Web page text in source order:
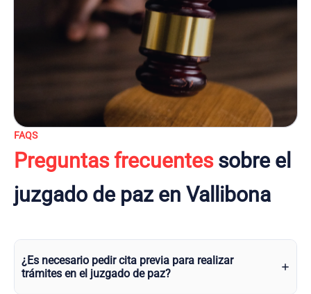
FAQS
Preguntas frecuentessobre el
juzgado de paz en Vallibona
¿Es necesario pedir cita previa para realizar
trámites en el juzgado de paz?